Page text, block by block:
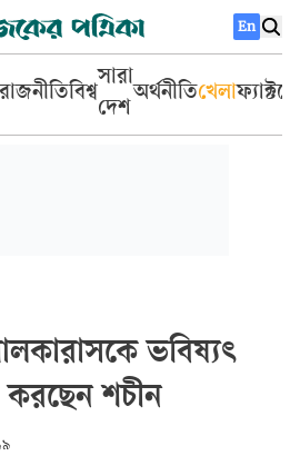
En
রাজনীতিবিশ্ব
সারা
দেশ
অর্থনীতিখেলা
ভবিষ্যৎ
করছেন শচীন